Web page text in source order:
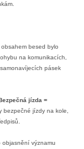
obsahem besed bylo
na komunikacích,
pásek
jízda =
jízdy na kole,
objasnění významu